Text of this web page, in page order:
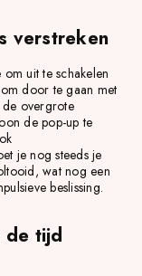
verstreken
uit te schakelen
door te gaan met
overgrote
de pop-up te
je nog steeds je
wat nog een
beslissing.
de tijd